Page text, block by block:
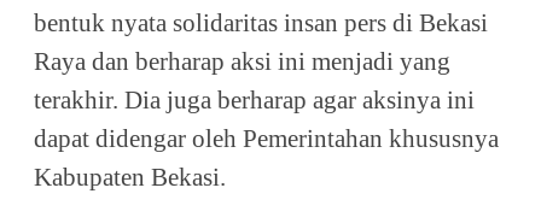
bentuk nyata solidaritas insan pers di Bekasi
Raya dan berharap aksi ini menjadi yang
terakhir. Dia juga berharap agar aksinya ini
dapat didengar oleh Pemerintahan khususnya
Kabupaten Bekasi.